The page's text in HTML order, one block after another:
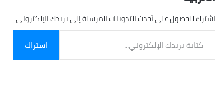
اشترك للحصول على أحدث التدوينات المرسلة إلى بريدك الإلكتروني.
بريدك
الإلكتروني...
اشتراك